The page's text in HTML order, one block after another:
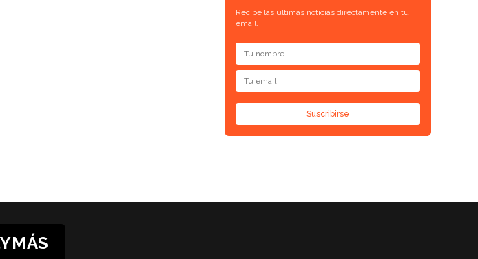
Recibe las últimas noticias directamente en tu
email.
Suscribirse